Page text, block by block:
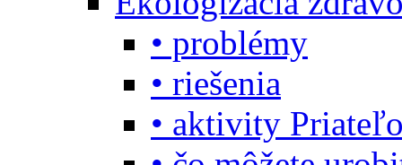
• problémy
• riešenia
• aktivity